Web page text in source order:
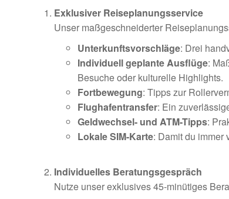
Exklusiver Reiseplanungsservice
Unser maßgeschneiderter
Unterkunftsvorschläge: Drei
Individuell geplante Ausflüge:
Besuche oder kulturelle Highlights.
Fortbewegung: Tipps zur
Flughafentransfer: Ein
Geldwechsel- und ATM-Tipps:
Lokale SIM-Karte: Damit du immer
Individuelles Beratungsgespräch
Nutze unser exklusives 45-minütiges